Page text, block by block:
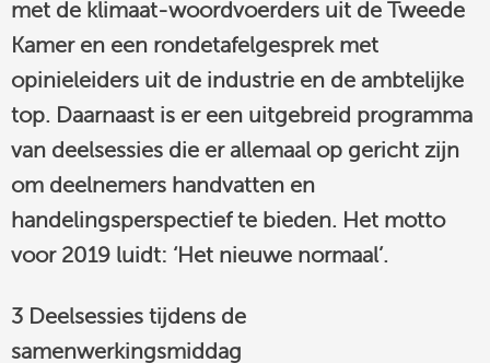
met de klimaat-woordvoerders uit de Tweede
Kamer en een rondetafelgesprek met
opinieleiders uit de industrie en de ambtelijke
top. Daarnaast is er een uitgebreid programma
van deelsessies die er allemaal op gericht zijn
om deelnemers handvatten en
handelingsperspectief te bieden. Het motto
voor 2019 luidt: ‘Het nieuwe normaal’.
3 Deelsessies tijdens de
samenwerkingsmiddag